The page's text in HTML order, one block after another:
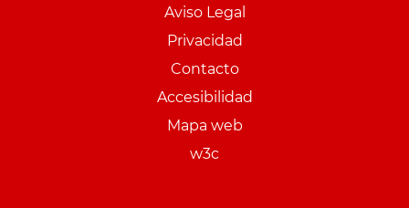
Aviso Legal
Privacidad
Contacto
Accesibilidad
Mapa web
w3c